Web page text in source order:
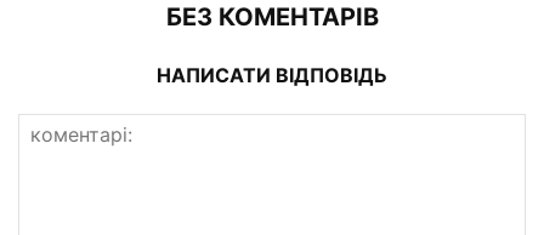
БЕЗ КОМЕНТАРІВ
НАПИСАТИ ВІДПОВІДЬ